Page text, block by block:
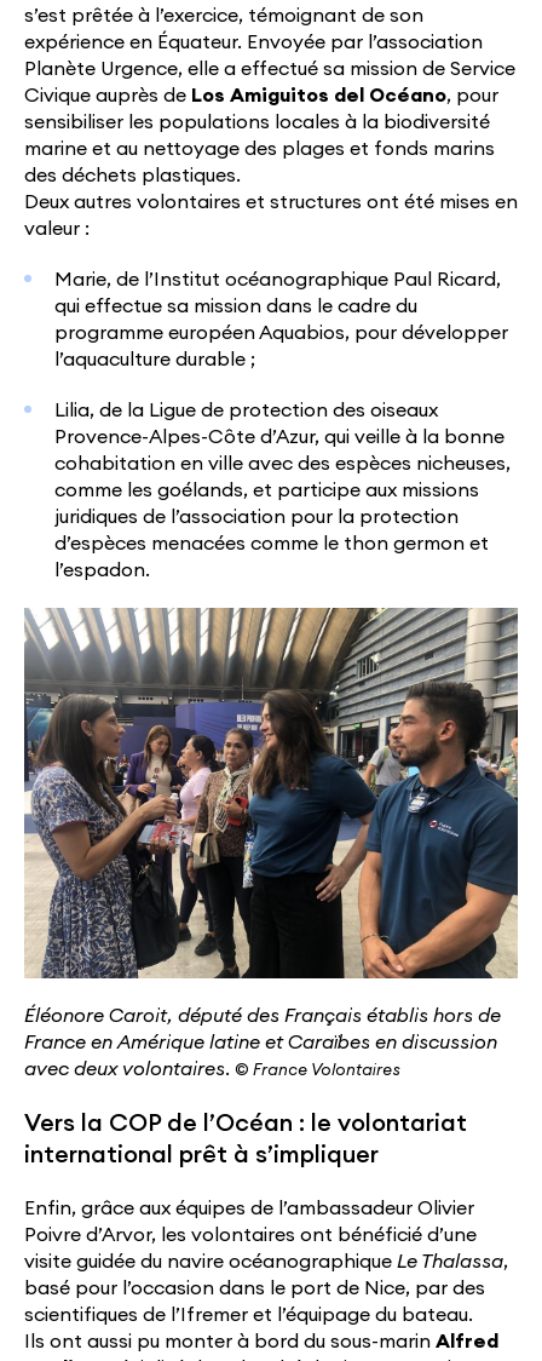
s’est prêtée à l’exercice, témoignant de son
expérience en Équateur. Envoyée par l’association
Planète Urgence, elle a effectué sa mission de Service
Civique auprès de Los Amiguitos del Océano, pour
sensibiliser les populations locales à la biodiversité
marine et au nettoyage des plages et fonds marins
des déchets plastiques.
Deux autres volontaires et structures ont été mises en
valeur :
Marie, de l’Institut océanographique Paul Ricard,
qui effectue sa mission dans le cadre du
programme européen Aquabios, pour développer
l’aquaculture durable ;
Lilia, de la Ligue de protection des oiseaux
Provence-Alpes-Côte d’Azur, qui veille à la bonne
cohabitation en ville avec des espèces nicheuses,
comme les goélands, et participe aux missions
juridiques de l’association pour la protection
d’espèces menacées comme le thon germon et
l’espadon.
Éléonore Caroit, député des Français établis hors de
France en Amérique latine et Caraïbes en discussion
avec deux volontaires. © France Volontaires
Vers la COP de l’Océan : le volontariat
international prêt à s’impliquer
Enfin, grâce aux équipes de l’ambassadeur Olivier
Poivre d’Arvor, les volontaires ont bénéficié d’une
visite guidée du navire océanographique Le Thalassa,
basé pour l’occasion dans le port de Nice, par des
scientifiques de l’Ifremer et l’équipage du bateau.
Ils ont aussi pu monter à bord du sous-marin Alfred